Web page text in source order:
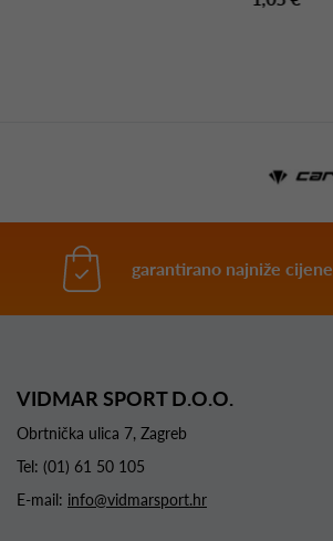
garantirano najniže cijene
VIDMAR SPORT D.O.O.
Obrtnička ulica 7, Zagreb
Tel: (01) 61 50 105
E-mail: info@vidmarsport.hr